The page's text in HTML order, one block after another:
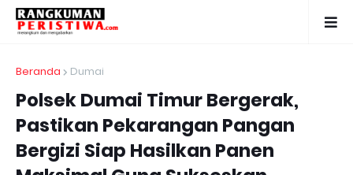
Beranda Dumai
Polsek Dumai Timur Bergerak,
Pastikan Pekarangan Pangan
Bergizi Siap Hasilkan Panen